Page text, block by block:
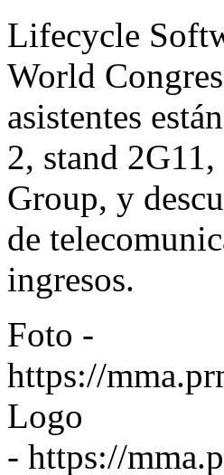
Lifecycle
World
asistentes
2, stand
Group, y
de
ingresos.
Foto -
https://
Logo
- https://